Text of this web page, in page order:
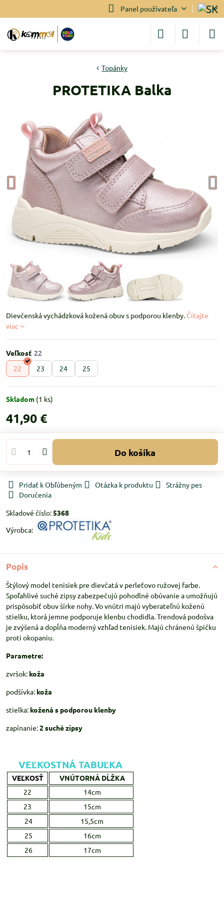
Panel používateľa
Topánky
PROTETIKA Balka
Dievčenská vychádzková kožená obuv s podporou klenby. Čítajte
viac
Veľkosť
22
23 24 25
Skladom (1 ks)
41,90 €
Do košíka
Pridať k Obľúbeným Otázka k produktu
Strážny pes
Doručenia
Skladové číslo:5368
Výrobca:
Popis
Štýlový model tenisiek pre dievčatá v perleťovo ružovej farbe.
Spoľahlivé suché zipsy zabezpečujú pohodlné obúvanie a umožňujú
prispôsobiť obuv šírke nohy. Vo vnútri majú vyberateľnú koženú
stielku, ktorá jemne podporuje klenbu chodidla. Trendová podošva
je zvýšená a dopĺňa moderný vzhľad tenisiek. Majú chránenú špičku
proti okopaniu.
Parametre:
zvršok: koža
podšívka: koža
stielka: kožená s podporou klenby
zapínanie:2suché zipsy
VEĽKOSTNÁ TABUĽKA
VEĽKOSŤ
VNÚTORNÁ DĹŽKA
22
14cm
23
15cm
24
15,5cm
25
16cm
26
17cm